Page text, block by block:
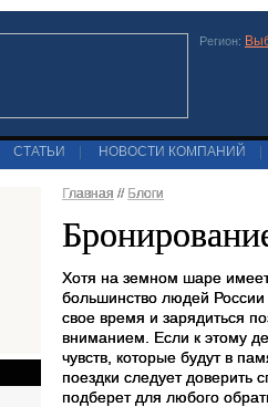
Регион:
СТАТЬИ НОВОСТИ КОМПАНИЙ
Главная // Блоги
Хотя на земном шаре
большинство людей
свое время и зарядиться
вниманием. Если к этому
чувств, которые будут в
поездки следует доверить
подберет для любого